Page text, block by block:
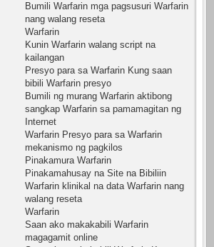
Bumili Warfarin mga pagsusuri Warfarin
nang walang reseta
Warfarin
Kunin Warfarin walang script na
kailangan
Presyo para sa Warfarin Kung saan
bibili Warfarin presyo
Bumili ng murang Warfarin aktibong
sangkap Warfarin sa pamamagitan ng
Internet
Warfarin Presyo para sa Warfarin
mekanismo ng pagkilos
Pinakamura Warfarin
Pinakamahusay na Site na Bibiliin
Warfarin klinikal na data Warfarin nang
walang reseta
Warfarin
Saan ako makakabili Warfarin
magagamit online